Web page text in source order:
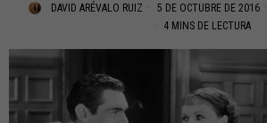
DAVID ARÉVALO RUIZ 5 DE OCTUBRE DE 2016
4 MINS DE LECTURA